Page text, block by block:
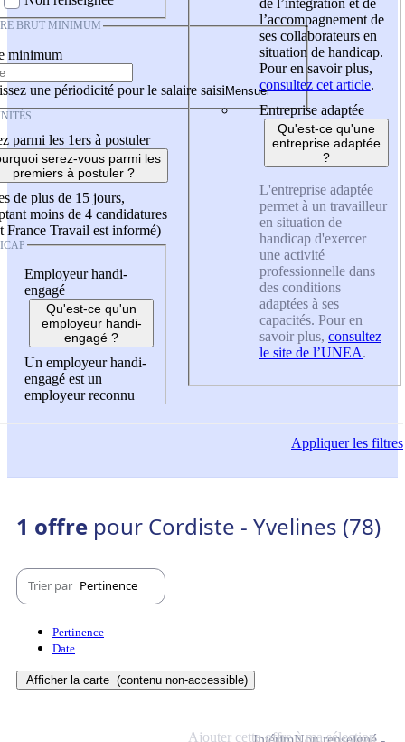
BRUT MINIMUM
minimum
une périodicité pour le salaire saisi
parmi les 1ers à postuler
serez-vous parmi les
premiers à postuler ?
de plus de 15 jours,
moins de 4 candidatures
France Travail est informé)
Employeur handi-
engagé
Qu'est-ce qu'un
employeur handi-
engagé ?
Un employeur handi-
engagé est un
employeur reconnu
l’accompagnement de
ses collaborateurs en
situation de handicap.
Pour en savoir plus,
consultez cet article.
Entreprise adaptée
Qu'est-ce qu'une
entreprise adaptée
?
L'entreprise adaptée
permet à un travailleur
en situation de
handicap d'exercer
une activité
professionnelle dans
des conditions
adaptées à ses
capacités. Pour en
savoir plus, consultez
le site de l’UNEA.
Appliquerles filtres
1 offre pour Cordiste - Yvelines (78)
Trier par Pertinence
Pertinence
Date
Afficher la carte (contenu non-accessible)
Ajouter cette offre à ma sélection